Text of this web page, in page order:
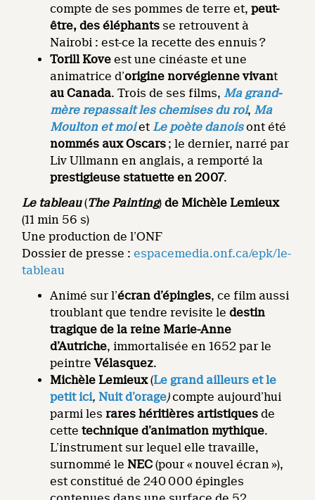
compte de ses pommes de terre et,peut-
être, des éléphants se retrouvent à
Nairobi : est-ce la recette des ennuis ?
Torill Kove est une cinéaste et une
animatrice d’origine norvégienne vivant
au Canada. Trois de ses films, Ma grand-
mère repassait les chemises du roi, Ma
Moulton et moiet Le poète danoisont été
nommés aux Oscars ; le dernier, narré par
Liv Ullmann en anglais, a remporté la
prestigieuse statuette en 2007.
Le tableau(The Painting) de Michèle Lemieux
(11 min 56 s)
Une production de l’ONF
Dossier de presse :espacemedia.onf.ca/epk/le-
tableau
Animé sur l’écran d’épingles, ce film aussi
troublant que tendre revisite ledestin
tragique de la reine Marie-Anne
d’Autriche, immortalisée en 1652 par le
peintreVélasquez.
Michèle Lemieux(Le grand ailleurs et le
petit ici, Nuit d’orage)compte aujourd’hui
parmi les rares héritières artistiques de
cette technique d’animation mythique.
L’instrument sur lequel elle travaille,
surnommé leNEC(pour « nouvel écran »),
est constitué de 240 000 épingles